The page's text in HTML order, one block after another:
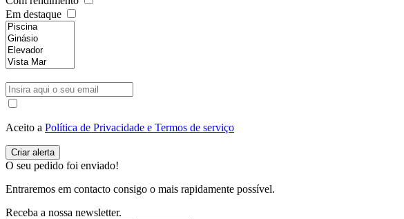
Em destaque
Aceito a Política de Privacidade e Termos de serviço
O seu pedido foi enviado!
Entraremos em contacto consigo o mais rapidamente possível.
Receba a nossa newsletter.